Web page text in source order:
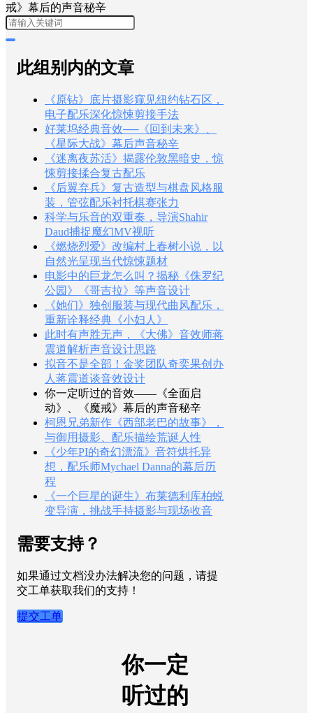
戒》幕后的声音秘辛
此组别内的文章
《原钻》底片摄影窥见纽约钻石区，
电子配乐深化惊悚剪接手法
好莱坞经典音效──《回到未来》、
《星际大战》幕后声音秘辛
《迷离夜苏活》揭露伦敦黑暗史，惊
悚剪接揉合复古配乐
《后翼弃兵》复古造型与棋盘风格服
装，管弦配乐衬托棋赛张力
科学与乐音的双重奏，导演Shahir
Daud捕捉魔幻MV视听
《燃烧烈爱》改编村上春树小说，以
自然光呈现当代惊悚题材
电影中的巨龙怎么叫？揭秘《侏罗纪
公园》《哥吉拉》等声音设计
《她们》独创服装与现代曲风配乐，
重新诠释经典《小妇人》
此时有声胜无声，《大佛》音效师蒋
震道解析声音设计思路
拟音不是全部！金奖团队奇奕果创办
人蒋震道谈音效设计
你一定听过的音效——《全面启
动》、《魔戒》幕后的声音秘辛
柯恩兄弟新作《西部老巴的故事》，
与御用摄影、配乐描绘荒诞人性
《少年PI的奇幻漂流》音符烘托异
想，配乐师Mychael Danna的幕后历
程
《一个巨星的诞生》布莱德利库柏蜕
变导演，挑战手持摄影与现场收音
需要支持？
如果通过文档没办法解决您的问题，请提
交工单获取我们的支持！
提交工单
你一定
听过的